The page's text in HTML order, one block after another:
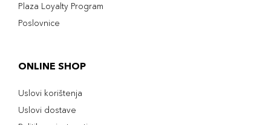
Plaza Loyalty Program
Poslovnice
ONLINE SHOP
Uslovi korištenja
Uslovi dostave